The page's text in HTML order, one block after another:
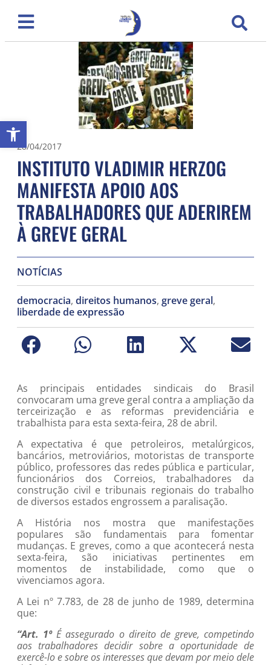
Abrir a barra de ferramentas
28/04/2017
INSTITUTO VLADIMIR HERZOG
MANIFESTA APOIO AOS
TRABALHADORES QUE ADERIREM
À GREVE GERAL
NOTÍCIAS
democracia, direitos humanos, greve geral,
liberdade de expressão
As principais entidades sindicais do Brasil
convocaram uma greve geral contra a ampliação da
terceirização e as reformas previdenciária e
trabalhista para esta sexta-feira, 28 de abril.
A expectativa é que petroleiros, metalúrgicos,
bancários, metroviários, motoristas de transporte
público, professores das redes pública e particular,
funcionários dos Correios, trabalhadores da
construção civil e tribunais regionais do trabalho
de diversos estados engrossem a paralisação.
A História nos mostra que manifestações
populares são fundamentais para fomentar
mudanças. E greves, como a que acontecerá nesta
sexta-feira, são iniciativas pertinentes em
momentos de instabilidade, como que o
vivenciamos agora.
A Lei nº 7.783, de 28 de junho de 1989, determina
que:
“Art. 1ºÉ assegurado o direito de greve, competindo
aos trabalhadores decidir sobre a oportunidade de
exercê-lo e sobre os interesses que devam por meio dele